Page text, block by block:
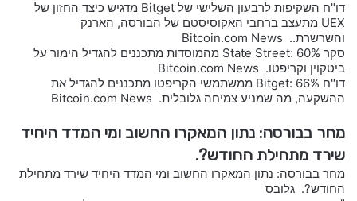
דו"ח השקיפות לרבעון השלישי של Bitget מדגיש כיצד החזון של
UEX מתעצב ברחבי האקוסיסטם של הבורסה, הארנק
והשרשרת.. Bitcoin.com News
סקר State Street: 60% מהמוסדות מתכננים להגדיל הימור על
ביטקוין וקריפטו. Bitcoin.com News
דו"ח Bitget: 66% ממשתמשי הקריפטו מתכננים להגדיל את
ההשקעה, מה שמניע צמיחה גלובלית. Bitcoin.com News
מחר בבורסה: נתון המאקרו החשוב ומי המדד היחיד
שירד מתחילת החודש?.
מחר בבורסה: נתון המאקרו החשוב ומי המדד היחיד שירד מתחילת
החודש?. גלובס